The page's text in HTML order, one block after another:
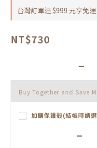
台灣訂單達 $999 元享免
NT$730
Buy Together and Save
加購保護殼(結帳時請